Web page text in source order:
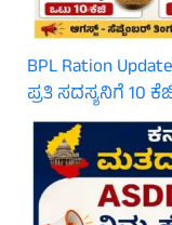
BPL Ration
ಪ್ರತಿ ಸದಸ್ಯನಿಗೆ 10